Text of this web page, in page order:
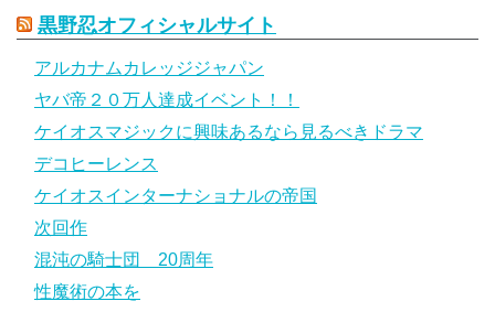
黒野忍オフィシャルサイト
アルカナムカレッジジャパン
ヤバ帝２０万人達成イベント！！
ケイオスマジックに興味あるなら見るべきドラマ
デコヒーレンス
ケイオスインターナショナルの帝国
次回作
混沌の騎士団 20周年
性魔術の本を